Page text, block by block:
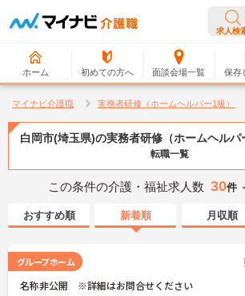
求人検
ホーム 初めての方へ 面談会場一覧 保存
マイナビ介護職 実務者研修（ホームヘルパー1級）
白岡市(埼玉県)の実務者研修（ホームヘルパ
転職一覧
この条件の介護・福祉求人数 30件
おすすめ順 新着順 月収順
グループホーム
名称非公開 ※詳細はお問合せください